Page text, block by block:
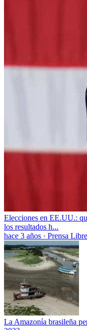
Elecciones en EE.UU.:
los resultados h...
hace 3 años · Prensa Libre
La Amazonía brasileña